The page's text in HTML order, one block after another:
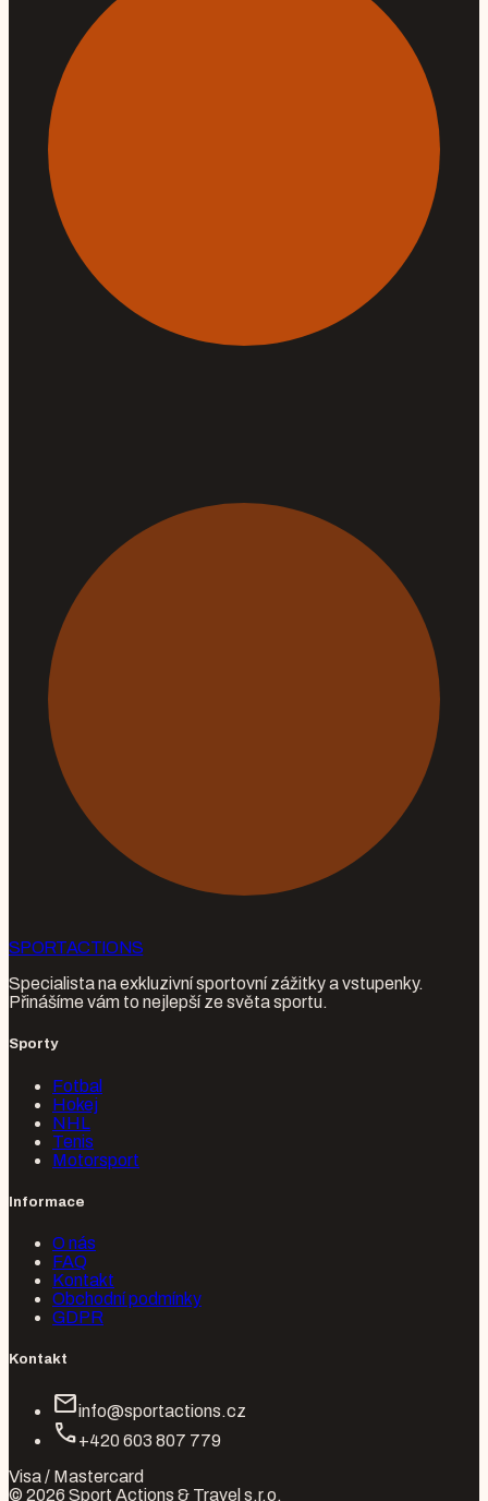
SPORTACTIONS
Specialista na exkluzivní sportovní zážitky a vstupenky.
Přinášíme vám to nejlepší ze světa sportu.
Sporty
Fotbal
Hokej
NHL
Tenis
Motorsport
Informace
O nás
FAQ
Kontakt
Obchodní podmínky
GDPR
Kontakt
mailinfo@sportactions.cz
call+420 603 807 779
Visa / Mastercard
© 2026 Sport Actions & Travel s.r.o.